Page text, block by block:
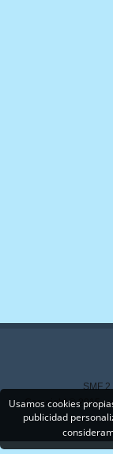
SMF
Copyright © 2015 -
Usamos cookies
publicidad